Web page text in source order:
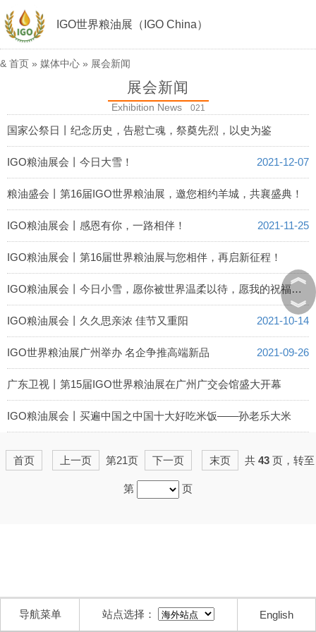
IGO世界粮油展（IGO China）
& 首页 » 媒体中心 » 展会新闻
展会新闻
Exhibition News 021
国家公祭日丨纪念历史，告慰亡魂，祭奠先烈，以史为鉴
2021-12-13
IGO粮油展会丨今日大雪！ 2021-12-07
粮油盛会丨第16届IGO世界粮油展，邀您相约羊城，共襄盛典！
2021-12-06
IGO粮油展会丨感恩有你，一路相伴！ 2021-11-25
IGO粮油展会丨第16届世界粮油展与您相伴，再启新征程！
2021-11-23
IGO粮油展会丨今日小雪，愿你被世界温柔以待，愿我的祝福陪你踏雪而行
2021-11-22
IGO粮油展会丨久久思亲浓 佳节又重阳 2021-10-14
IGO世界粮油展广州举办 名企争推高端新品 2021-09-26
广东卫视丨第15届IGO世界粮油展在广州广交会馆盛大开幕
2021-09-24
IGO粮油展会丨买遍中国之中国十大好吃米饭——孙老乐大米
首页
上一页 第21页 下一页 末页 共 43页，转至
第 页
︽
︾
导航菜单 站点选择： English